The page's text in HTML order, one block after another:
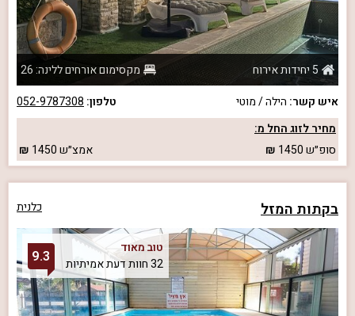
5 יחידות אירוח
מקסימום אורחים ללינה: 26
איש קשר: הילה / מוטי טלפון: 052-9787308
מחיר לזוג החל מ:
סופ״ש1450 אמצ״ש1450
בקתות המזל כלנית
טוב מאוד
32 חוות דעת אמיתיות
9.3